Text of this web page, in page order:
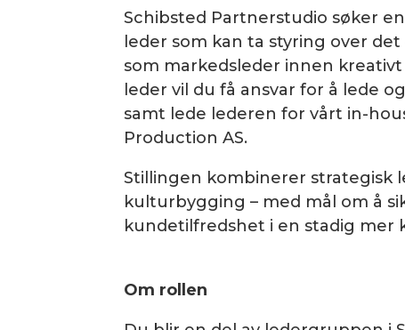
Schibsted Partnerstudio søker
leder som kan ta styring over
som markedsleder innen
leder vil du få ansvar for å lede
samt lede lederen for vårt in-
Production AS.
Stillingen kombinerer strategisk
kulturbygging – med mål om å
kundetilfredshet i en stadig mer
Om rollen